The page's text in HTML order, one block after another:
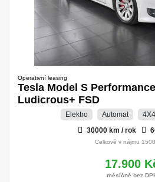
Operativní leasing
Tesla Model S
Ludicrous+ FSD
Elektro Automat 4X4
30000 km / rok
Celkově v nájmu
17.900
měsíčně bez